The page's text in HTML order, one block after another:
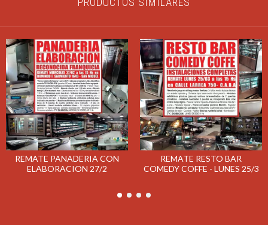
REMATE PANADERIA CON
ELABORACION 27/2
REMATE RESTO BAR
COMEDY COFFE - LUNES 25/3